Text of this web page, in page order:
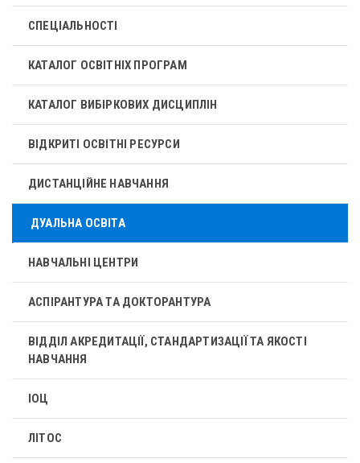
СПЕЦІАЛЬНОСТІ
КАТАЛОГ ОСВІТНІХ ПРОГРАМ
КАТАЛОГ ВИБІРКОВИХ ДИСЦИПЛІН
ВІДКРИТІ ОСВІТНІ РЕСУРСИ
ДИСТАНЦІЙНЕ НАВЧАННЯ
ДУАЛЬНА ОСВІТА
НАВЧАЛЬНІ ЦЕНТРИ
АСПІРАНТУРА ТА ДОКТОРАНТУРА
ВІДДІЛ АКРЕДИТАЦІЇ, СТАНДАРТИЗАЦІЇ ТА ЯКОСТІ
НАВЧАННЯ
ІОЦ
ЛІТОС